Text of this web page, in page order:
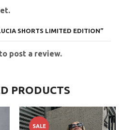
SHORTS LIMITED EDITION”
to post a review.
PRODUCTS
SALE